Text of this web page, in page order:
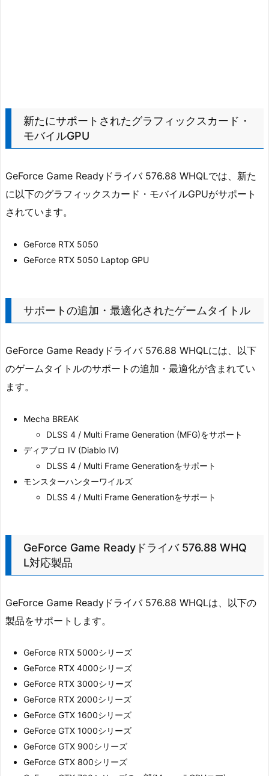
新たにサポートされたグラフィックスカード・
モバイルGPU
GeForce Game Readyドライバ 576.88 WHQLでは、新た
に以下のグラフィックスカード・モバイルGPUがサポート
されています。
GeForce RTX 5050
GeForce RTX 5050 Laptop GPU
サポートの追加・最適化されたゲームタイトル
GeForce Game Readyドライバ 576.88 WHQLには、以下
のゲームタイトルのサポートの追加・最適化が含まれてい
ます。
Mecha BREAK
DLSS 4 / Multi Frame Generation (MFG)をサポート
ディアブロ IV (Diablo IV)
DLSS 4 / Multi Frame Generationをサポート
モンスターハンターワイルズ
DLSS 4 / Multi Frame Generationをサポート
GeForce Game Readyドライバ 576.88 WHQ
L対応製品
GeForce Game Readyドライバ 576.88 WHQLは、以下の
製品をサポートします。
GeForce RTX 5000シリーズ
GeForce RTX 4000シリーズ
GeForce RTX 3000シリーズ
GeForce RTX 2000シリーズ
GeForce GTX 1600シリーズ
GeForce GTX 1000シリーズ
GeForce GTX 900シリーズ
GeForce GTX 800シリーズ